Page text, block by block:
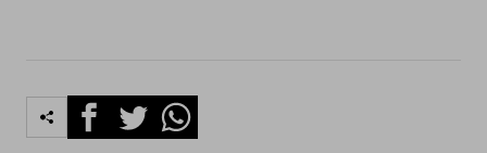
FacebookTwitterWhatsapp